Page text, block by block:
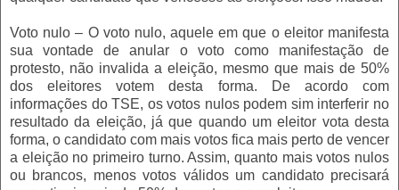
Voto nulo – O voto nulo, aquele em que o eleitor manifesta
sua vontade de anular o voto como manifestação de
protesto, não invalida a eleição, mesmo que mais de 50%
dos eleitores votem desta forma. De acordo com
informações do TSE, os votos nulos podem sim interferir no
resultado da eleição, já que quando um eleitor vota desta
forma, o candidato com mais votos fica mais perto de vencer
a eleição no primeiro turno. Assim, quanto mais votos nulos
ou brancos, menos votos válidos um candidato precisará